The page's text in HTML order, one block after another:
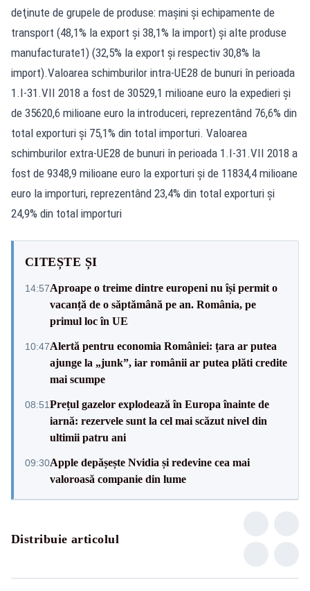
deţinute de grupele de produse: maşini şi echipamente de
transport (48,1% la export şi 38,1% la import) şi alte produse
manufacturate1) (32,5% la export şi respectiv 30,8% la
import).Valoarea schimburilor intra-UE28 de bunuri în perioada
1.I-31.VII 2018 a fost de 30529,1 milioane euro la expedieri şi
de 35620,6 milioane euro la introduceri, reprezentând 76,6% din
total exporturi şi 75,1% din total importuri. Valoarea
schimburilor extra-UE28 de bunuri în perioada 1.I-31.VII 2018 a
fost de 9348,9 milioane euro la exporturi şi de 11834,4 milioane
euro la importuri, reprezentând 23,4% din total exporturi şi
24,9% din total importuri
CITEȘTE ȘI
14:57Aproape o treime dintre europeni nu își permit o
vacanță de o săptămână pe an. România, pe
primul loc în UE
10:47Alertă pentru economia României: țara ar putea
ajunge la „junk”, iar românii ar putea plăti credite
mai scumpe
08:51Prețul gazelor explodează în Europa înainte de
iarnă: rezervele sunt la cel mai scăzut nivel din
ultimii patru ani
09:30Apple depășește Nvidia și redevine cea mai
valoroasă companie din lume
Distribuie articolul